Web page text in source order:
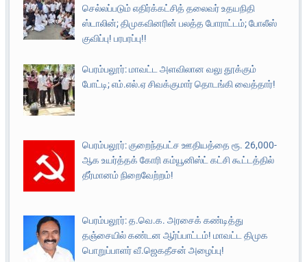
செல்லப்படும் எதிர்க்கட்சித் தலைவர் உதயநிதி
ஸ்டாலின்; திமுகவினரின் பலத்த போராட்டம்; போலீஸ்
குவிப்பு! பரபரப்பு!!
பெரம்பலூர்: மாவட்ட அளவிலான வலு தூக்கும்
போட்டி; எம்.எல்.ஏ சிவக்குமார் தொடங்கி வைத்தார்!
பெரம்பலூர்: குறைந்தபட்ச ஊதியத்தை ரூ. 26,000-
ஆக உயர்த்தக் கோரி கம்யூனிஸ்ட் கட்சி கூட்டத்தில்
தீர்மானம் நிறைவேற்றம்!
பெரம்பலூர்: த.வெ.க. அரசைக் கண்டித்து
தஞ்சையில் கண்டன ஆர்ப்பாட்டம்! மாவட்ட திமுக
பொறுப்பாளர் வீ.ஜெகதீசன் அழைப்பு!